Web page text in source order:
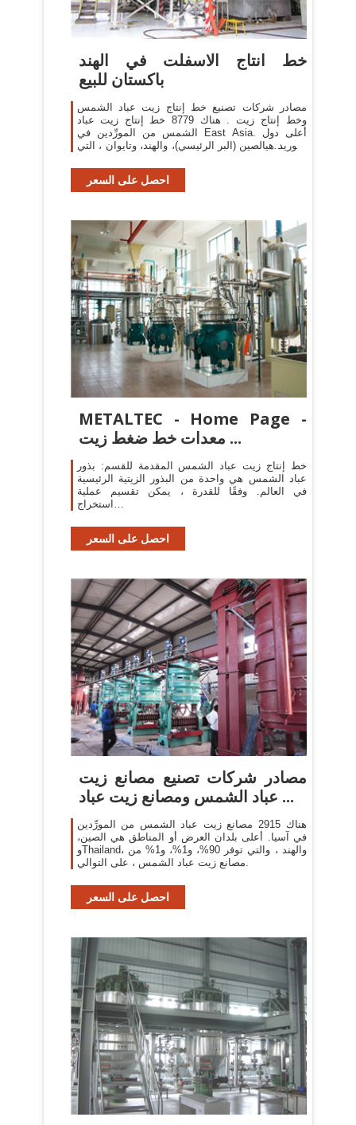
خط انتاج الاسفلت في الهند
باكستان للبيع
مصادر شركات تصنيع خط إنتاج زيت عباد الشمس
وخط إنتاج زيت . هناك 8779 خط إنتاج زيت عباد
الشمس من المورِّدين في East Asia. أعلى دول
التوريد هيالصين (البر الرئيسي)، والهند، وتايوان ، التي
احصل على السعر
METALTEC - Home Page -
معدات خط ضغط زيت ...
خط إنتاج زيت عباد الشمس المقدمة للقسم: بذور
عباد الشمس هي واحدة من البذور الزيتية الرئيسية
في العالم. وفقًا للقدرة ، يمكن تقسيم عملية
استخراج…
احصل على السعر
مصادر شركات تصنيع مصانع زيت
عباد الشمس ومصانع زيت عباد ...
هناك 2915 مصانع زيت عباد الشمس من المورِّدين
في آسيا. أعلى بلدان العرض أو المناطق هي الصين،
وThailand، والهند ، والتي توفر 90%، و1%، و1% من
مصانع زيت عباد الشمس ، على التوالي.
احصل على السعر